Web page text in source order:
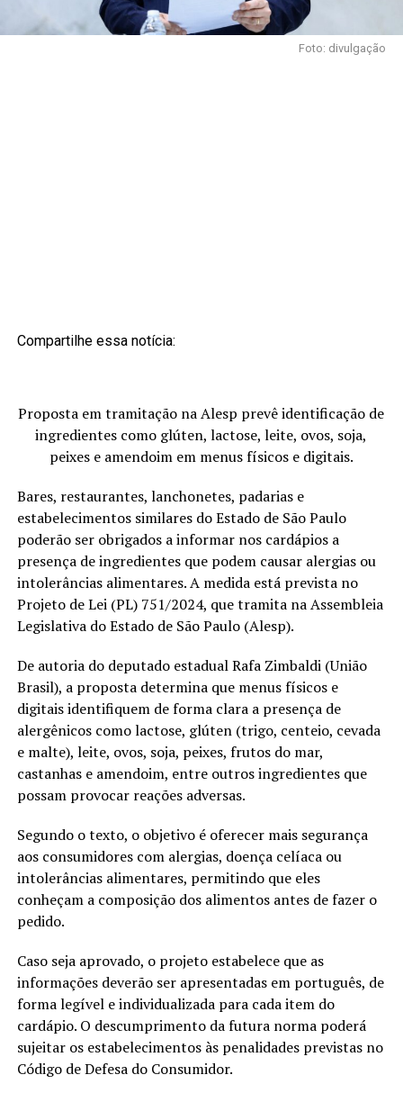
Foto: divulgação
Compartilhe essa notícia:
Proposta em tramitação na Alesp prevê identificação de
ingredientes como glúten, lactose, leite, ovos, soja,
peixes e amendoim em menus físicos e digitais.
Bares, restaurantes, lanchonetes, padarias e
estabelecimentos similares do Estado de São Paulo
poderão ser obrigados a informar nos cardápios a
presença de ingredientes que podem causar alergias ou
intolerâncias alimentares. A medida está prevista no
Projeto de Lei (PL) 751/2024, que tramita na Assembleia
Legislativa do Estado de São Paulo (Alesp).
De autoria do deputado estadual Rafa Zimbaldi (União
Brasil), a proposta determina que menus físicos e
digitais identifiquem de forma clara a presença de
alergênicos como lactose, glúten (trigo, centeio, cevada
e malte), leite, ovos, soja, peixes, frutos do mar,
castanhas e amendoim, entre outros ingredientes que
possam provocar reações adversas.
Segundo o texto, o objetivo é oferecer mais segurança
aos consumidores com alergias, doença celíaca ou
intolerâncias alimentares, permitindo que eles
conheçam a composição dos alimentos antes de fazer o
pedido.
Caso seja aprovado, o projeto estabelece que as
informações deverão ser apresentadas em português, de
forma legível e individualizada para cada item do
cardápio. O descumprimento da futura norma poderá
sujeitar os estabelecimentos às penalidades previstas no
Código de Defesa do Consumidor.